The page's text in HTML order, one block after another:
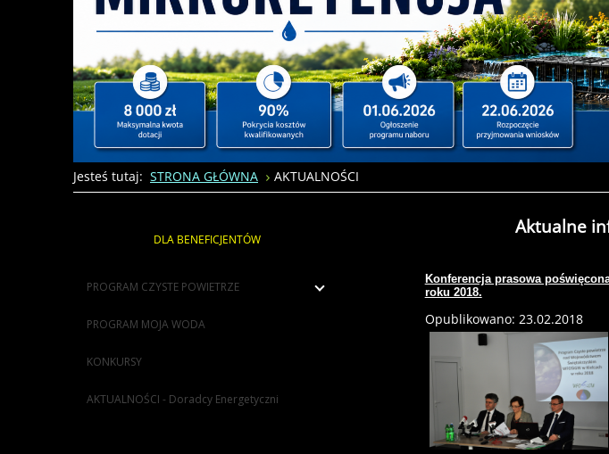
Jesteś tutaj: STRONA GŁÓWNA AKTUALNOŚCI
Aktualne
Konferencja prasowa
roku 2018.
Opublikowano: 23.02.2018
DLABENEFICJENTÓW
PROGRAM CZYSTE POWIETRZE
PROGRAM MOJA WODA
KONKURSY
AKTUALNOŚCI - Doradcy Energetyczni